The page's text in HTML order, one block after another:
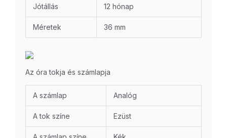
Jótállás 12 hónap
Méretek 36 mm
Az óra tokja és számlapja
A számlap Analóg
A tok színe Ezüst